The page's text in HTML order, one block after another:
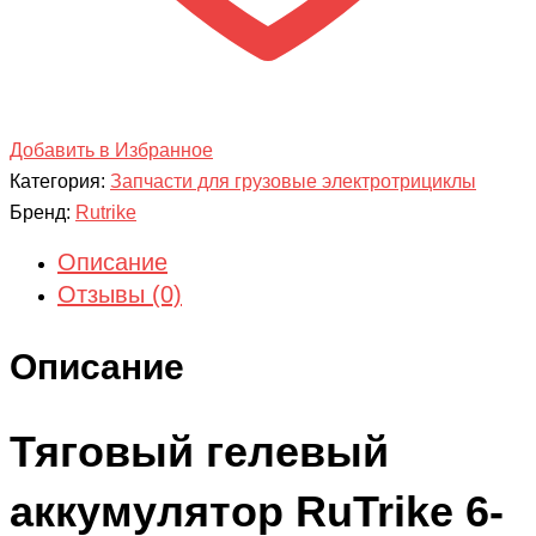
Добавить в Избранное
Категория: Запчасти для грузовые электротрициклы
Бренд: Rutrike
Описание
Отзывы (0)
Описание
Тяговый гелевый
аккумулятор RuTrike 6-